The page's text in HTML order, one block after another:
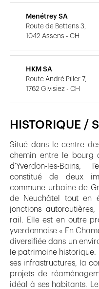
HISTORIQUE /
Situé dans le centre
chemin entre le bourg
d’Yverdon-les-Bains,
constitué de deux
commune urbaine de
de Neuchâtel tout en
jonctions
rail. Elle est en outre
yverdonnoise « En
diversifiée dans un
le patrimoine
ses infrastructures, la
projets de
idéal à ses habitants.
Menétrey SA
Route de Bettens 3,
1042 Assens - CH
HKM SA
Route André Piller 7,
1762 Givisiez - CH